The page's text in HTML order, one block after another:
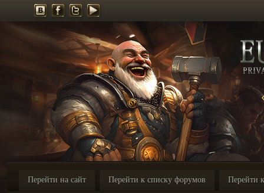
Перейти на сайт Перейти к списку форумов Перейти